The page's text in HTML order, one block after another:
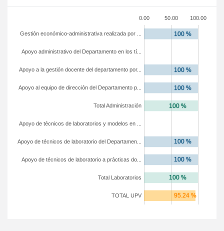
0.00 50.00 100.00
TOTAL UPV
Total Laboratorios
Apoyo de técnicos de laboratorio a prácticas do...
Apoyo de técnicos de laboratorio del Departamen...
Apoyo de técnicos de laboratorios y modelos en ...
Total Administración
Apoyo al equipo de dirección del Departamento p...
Apoyo a la gestión docente del departamento por...
Apoyo administrativo del Departamento en los tí...
Gestión económico-administrativa realizada por ...